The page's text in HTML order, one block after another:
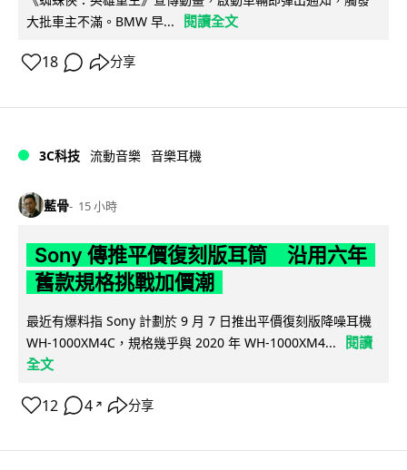
大批車主不滿。BMW 早...
閱讀全文
18 分享
3C科技 流動音樂 音樂耳機
藍骨 15 小時
Sony 傳推平價復刻版耳筒 沿用六年
舊款規格挑戰加價潮
最近有爆料指 Sony 計劃於 9 月 7 日推出平價復刻版降噪耳機
WH-1000XM4C，規格幾乎與 2020 年 WH-1000XM4...
閱讀
全文
12 4 ↗ 分享